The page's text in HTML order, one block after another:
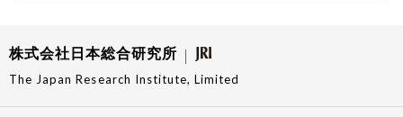
株式会社日本総合研究所
The Japan Research Institute, Limited